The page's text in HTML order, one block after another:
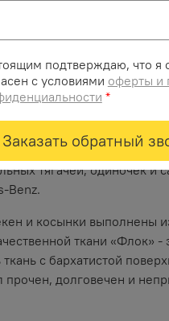
для лобового стекла +
для а/м Mercedes-
лобового ламбрекена 225
тягачей, одиночек и
Benz.
и косынки выполнены
ткани «Флок» -
с бархатистой
прочен, долговечен и
подтверждаю, что я
с условиями оферты и
*
Заказать обратный